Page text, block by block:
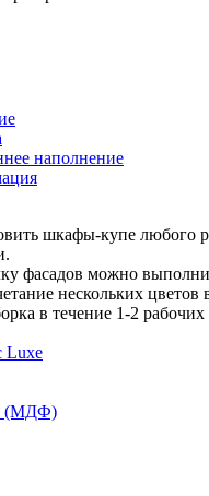
наполнение
шкафы-купе любого
фасадов можно
нескольких цветов
в течение 1-2
Luxe
(МДФ)